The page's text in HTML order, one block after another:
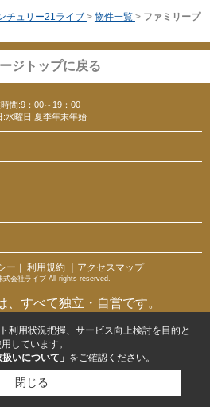
チュリー21ライブ > 物件一覧 > ファミリープ
ジトップに戻る
間:9：00～19：00
:水曜日 夏季年末年始
ー 利用規約 ｜アクセスマップ
式会社ライブ All rights reserved.
すべて独立・自営です。
利用状況把握、サービス向上検討を目的と
しています。
いについて」 をご確認ください。
閉じる